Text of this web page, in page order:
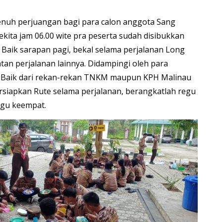
perjuangan bagi para calon anggota Sang
jam 06.00 wite pra peserta sudah disibukkan
sarapan pagi, bekal selama perjalanan Long
perjalanan lainnya. Didampingi oleh para
dari rekan-rekan TNKM maupun KPH Malinau
Rute selama perjalanan, berangkatlah regu
keempat.